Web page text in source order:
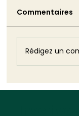
2026
Madeleine
Intégrer le
objectifs
Commentaires
Rédigez un